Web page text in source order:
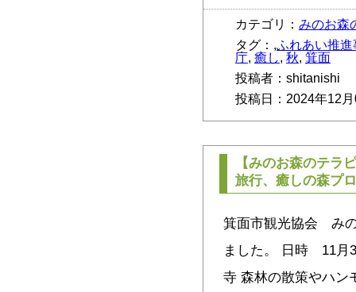
カテゴリ： みのお森
タグ：,ふれあい推進
庁, 癒し, 秋, 箕面
投稿者：shitanishi
投稿日：2024年12
【みのお森のテラ
旅行、癒しの森プ
箕面市観光協会 み
ました。 日時 11
寺 森林の散策やハン